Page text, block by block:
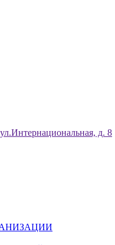
д. 8